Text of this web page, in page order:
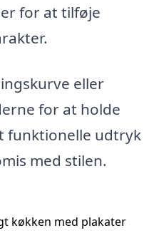
for at tilføje
eller
for at holde
funktionelle udtryk
med stilen.
køkken med plakater